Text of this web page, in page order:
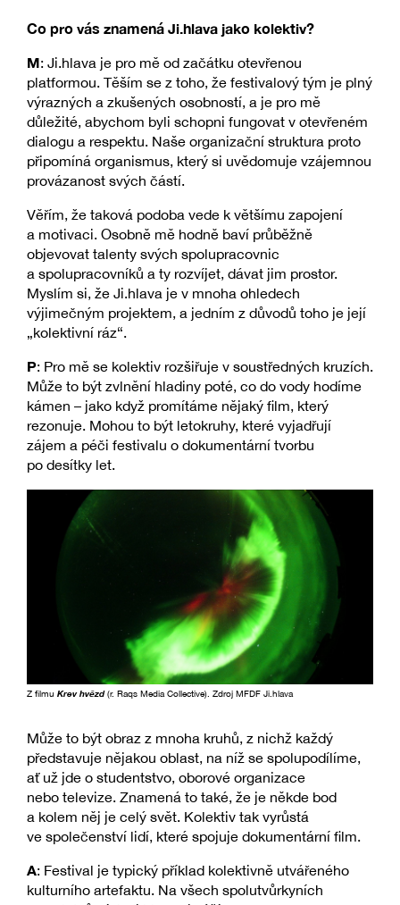
Co pro vás znamená Ji.hlava jako kolektiv?
M: Ji.hlava je pro mě od začátku otevřenou
platformou. Těším se z toho, že festivalový tým je plný
výrazných a zkušených osobností, a je pro mě
důležité, abychom byli schopni fungovat v otevřeném
dialogu a respektu. Naše organizační struktura proto
připomíná organismus, který si uvědomuje vzájemnou
provázanost svých částí.
Věřím, že taková podoba vede k většímu zapojení
a motivaci. Osobně mě hodně baví průběžně
objevovat talenty svých spolupracovnic
a spolupracovníků a ty rozvíjet, dávat jim prostor.
Myslím si, že Ji.hlava je v mnoha ohledech
výjimečným projektem, a jedním z důvodů toho je její
„kolektivní ráz“.
P: Pro mě se kolektiv rozšiřuje v soustředných kruzích.
Může to být zvlnění hladiny poté, co do vody hodíme
kámen – jako když promítáme nějaký film, který
rezonuje. Mohou to být letokruhy, které vyjadřují
zájem a péči festivalu o dokumentární tvorbu
po desítky let.
Z filmu Krev hvězd(r. Raqs Media Collective). Zdroj MFDF Ji.hlava
Může to být obraz z mnoha kruhů, z nichž každý
představuje nějakou oblast, na níž se spolupodílíme,
ať už jde o studentstvo, oborové organizace
nebo televize. Znamená to také, že je někde bod
a kolem něj je celý svět. Kolektiv tak vyrůstá
ve společenství lidí, které spojuje dokumentární film.
A: Festival je typický příklad kolektivně utvářeného
kulturního artefaktu. Na všech spolutvůrkyních